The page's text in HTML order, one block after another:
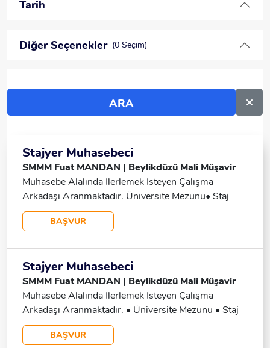
Tarih
Diğer Seçenekler (0 Seçim)
Stajyer Muhasebeci
SMMM Fuat MANDAN | Beylikdüzü Mali Müşavir
Muhasebe Alalında Ilerlemek Isteyen Çalışma
Arkadaşı Aranmaktadır. Üniversite Mezunu​• Staj
Sınavını Kazanmış Detaylara Özen Gösteren
Sorumluluk Düzeyi YÜKSEK Ekip Çalışmasına
Işyerimize Yakın Olması (Google Ye "Fuat
MANDAN" Yazarak Konuma Bakabilirsiniz.) SMMM
Fuat MANDAN | Mali Müşavir
BAŞVUR
Stajyer Muhasebeci
SMMM Fuat MANDAN | Beylikdüzü Mali Müşavir
Muhasebe Alalında Ilerlemek Isteyen Çalışma
Arkadaşı Aranmaktadır. • Üniversite Mezunu • Staj
Sınavını Kazanmış • Detaylara Özen Gösteren •
Sorumluluk Düzeyi YÜKSEK • Ekip Çalışmasına
BAŞVUR